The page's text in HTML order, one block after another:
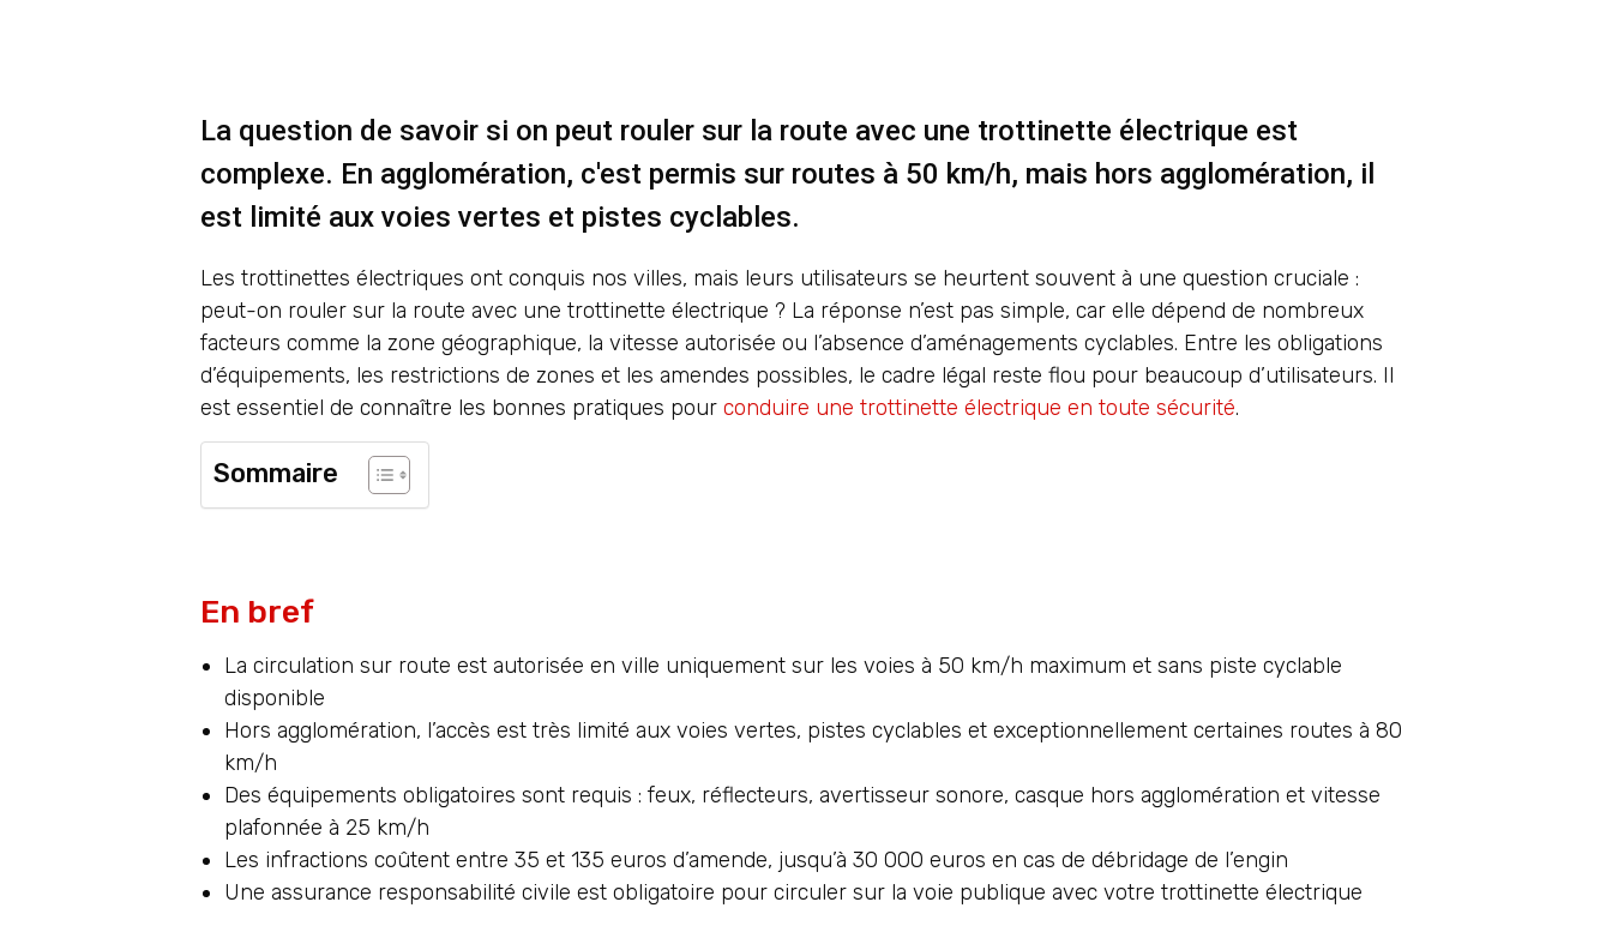
La question de savoir si on peut rouler sur la route avec une trottinette électrique est
complexe. En agglomération, c'est permis sur routes à 50 km/h, mais hors agglomération, il
est limité aux voies vertes et pistes cyclables.
Les trottinettes électriques ont conquis nos villes, mais leurs utilisateurs se heurtent souvent à une question cruciale :
peut-on rouler sur la route avec une trottinette électrique ? La réponse n’est pas simple, car elle dépend de nombreux
facteurs comme la zone géographique, la vitesse autorisée ou l’absence d’aménagements cyclables. Entre les obligations
d’équipements, les restrictions de zones et les amendes possibles, le cadre légal reste flou pour beaucoup d’utilisateurs. Il
est essentiel de connaître les bonnes pratiques pour conduire une trottinette électrique en toute sécurité.
Sommaire
En bref
La circulation sur route est autorisée en ville uniquement sur les voies à 50 km/h maximum et sans piste cyclable
disponible
Hors agglomération, l’accès est très limité aux voies vertes, pistes cyclables et exceptionnellement certaines routes à 80
km/h
Des équipements obligatoires sont requis : feux, réflecteurs, avertisseur sonore, casque hors agglomération et vitesse
plafonnée à 25 km/h
Les infractions coûtent entre 35 et 135 euros d’amende, jusqu’à 30 000 euros en cas de débridage de l’engin
Une assurance responsabilité civile est obligatoire pour circuler sur la voie publique avec votre trottinette électrique